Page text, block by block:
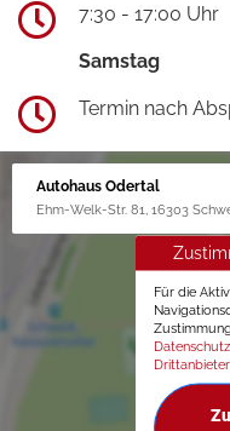
7:30 - 17:00 Uhr
Samstag
Termin nach
Autohaus Odertal
Ehm-Welk-Str. 81, 16303
Für die